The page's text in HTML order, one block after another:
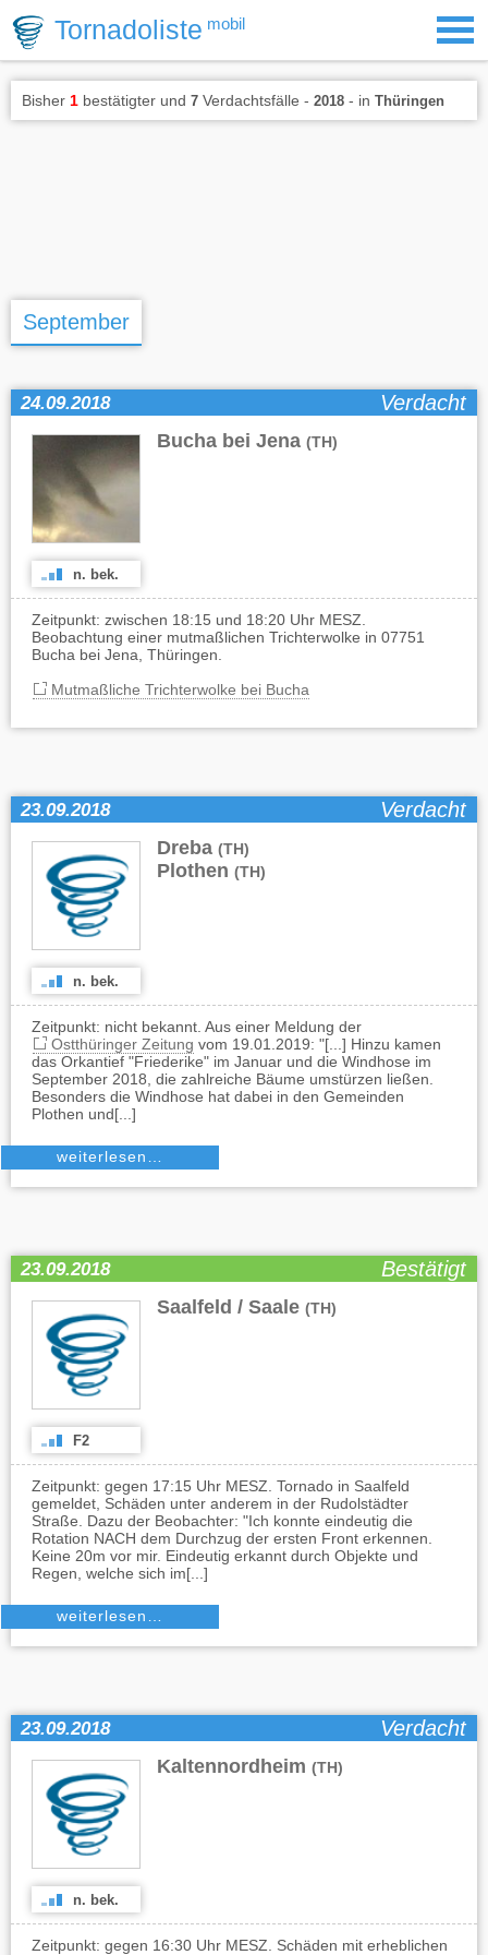
Tornadoliste mobil
Bisher 1 bestätigter und 7 Verdachtsfälle - 2018 - in Thüringen
September
24.09.2018 Verdacht
Bucha bei Jena (TH)
n. bek.
Zeitpunkt: zwischen 18:15 und 18:20 Uhr MESZ.
Beobachtung einer mutmaßlichen Trichterwolke in 07751
Bucha bei Jena, Thüringen.
Mutmaßliche Trichterwolke bei Bucha
23.09.2018 Verdacht
Dreba (TH)
Plothen (TH)
n. bek.
Zeitpunkt: nicht bekannt. Aus einer Meldung der
Ostthüringer Zeitung vom 19.01.2019: "[...] Hinzu kamen
das Orkantief "Friederike" im Januar und die Windhose im
September 2018, die zahlreiche Bäume umstürzen ließen.
Besonders die Windhose hat dabei in den Gemeinden
Plothen und[...]
weiterlesen…
23.09.2018 Bestätigt
Saalfeld / Saale (TH)
F2
Zeitpunkt: gegen 17:15 Uhr MESZ. Tornado in Saalfeld
gemeldet, Schäden unter anderem in der Rudolstädter
Straße. Dazu der Beobachter: "Ich konnte eindeutig die
Rotation NACH dem Durchzug der ersten Front erkennen.
Keine 20m vor mir. Eindeutig erkannt durch Objekte und
Regen, welche sich im[...]
weiterlesen…
23.09.2018 Verdacht
Kaltennordheim (TH)
n. bek.
Zeitpunkt: gegen 16:30 Uhr MESZ. Schäden mit erheblichen